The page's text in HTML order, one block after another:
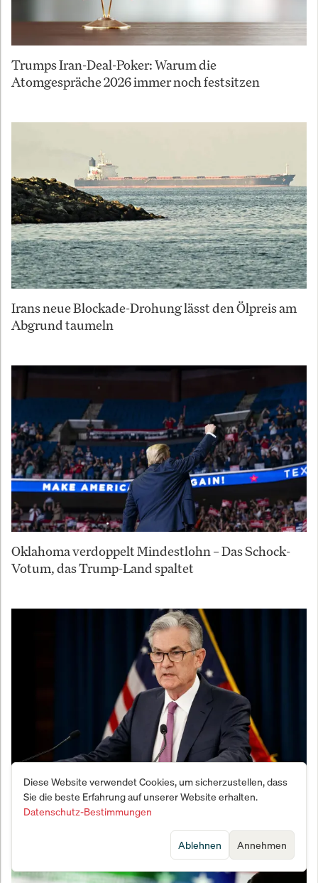
Trumps Iran-Deal-Poker: Warum die
Atomgespräche 2026 immer noch festsitzen
Irans neue Blockade-Drohung lässt den Ölpreis am
Abgrund taumeln
Oklahoma verdoppelt Mindestlohn – Das Schock-
Votum, das Trump-Land spaltet
Powell schlägt Alarm: Fed-Chef fürchtet politische
Säuberungen in der Notenbank
Diese Website verwendet Cookies, um sicherzustellen, dass
Sie die beste Erfahrung auf unserer Website erhalten.
Datenschutz-Bestimmungen
Annehmen
Ablehnen